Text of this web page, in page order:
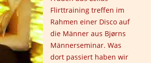
Flirttraining treffen im
Rahmen einer Disco auf
die Männer aus Bjørns
Männerseminar. Was
dort passiert haben wir